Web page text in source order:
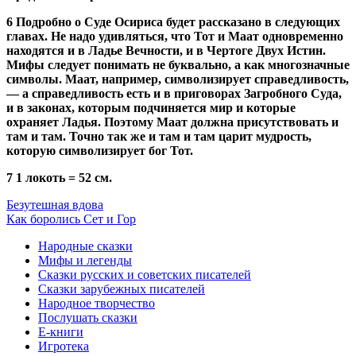
6 Подробно о Суде Осириса будет рассказано в следующих
главах. Не надо удивляться, что Тот и Маат одновременно
находятся и в Ладье Вечности, и в Чертоге Двух Истин.
Мифы следует понимать не буквально, а как многозначные
символы. Маат, например, символизирует справедливость,
— а справедливость есть и в приговорах Загробного Суда,
и в законах, которым подчиняется мир и которые
охраняет Ладья. Поэтому Маат должна присутствовать и
там и там. Точно так же и там и там царит мудрость,
которую символизирует бог Тот.
7 1 локоть = 52 см.
Безутешная вдова
Как боролись Сет и Гор
Народные сказки
Мифы и легенды
Сказки русских и советских писателей
Сказки зарубежных писателей
Народное творчество
Послушать сказки
Е-книги
Игротека